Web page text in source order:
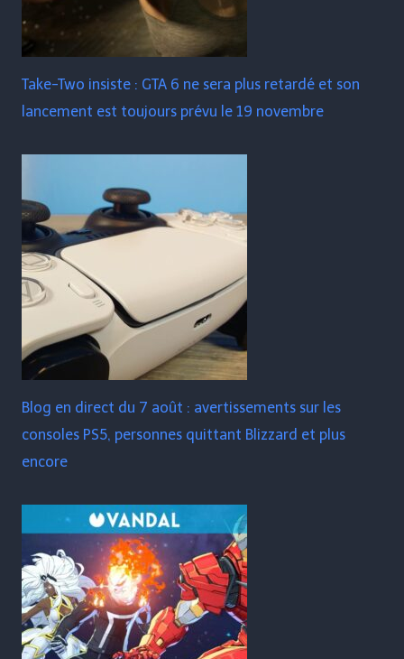
Take-Two insiste : GTA 6 ne sera plus retardé et son
lancement est toujours prévu le 19 novembre
Blog en direct du 7 août : avertissements sur les
consoles PS5, personnes quittant Blizzard et plus
encore